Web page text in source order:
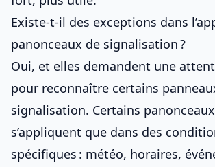
Existe-t-il des exceptions dans
panonceaux de signalisation ?
Oui, et elles demandent une
pour reconnaître certains
signalisation. Certains
s’appliquent que dans des
spécifiques : météo, horaires,